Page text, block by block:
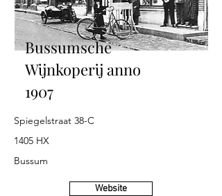
Bussumsche
Wijnkoperij anno
1907
Spiegelstraat 38-C
1405 HX
Bussum
Website